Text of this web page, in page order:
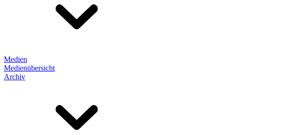
Medien
Medienübersicht
Archiv